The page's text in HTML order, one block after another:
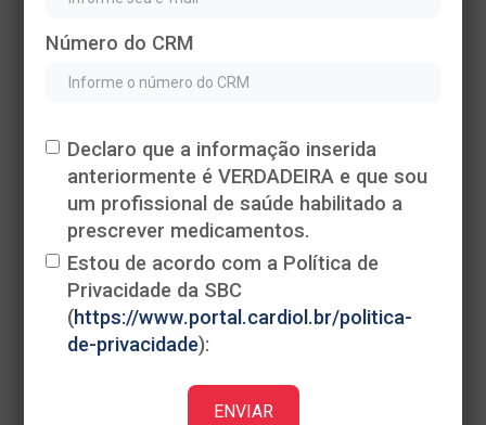
Número do CRM
Declaro que a informação inserida
anteriormente é VERDADEIRA e que sou
um profissional de saúde habilitado a
prescrever medicamentos.
Estou de acordo com a Política de
Privacidade da SBC
(https://www.portal.cardiol.br/politica-
de-privacidade):
Heading
This is some text inside of a div block.